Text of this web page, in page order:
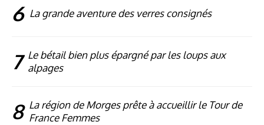
6 La grande aventure des verres consignés
7 Le bétail bien plus épargné par les loups aux
alpages
8 La région de Morges prête à accueillir le Tour de
France Femmes